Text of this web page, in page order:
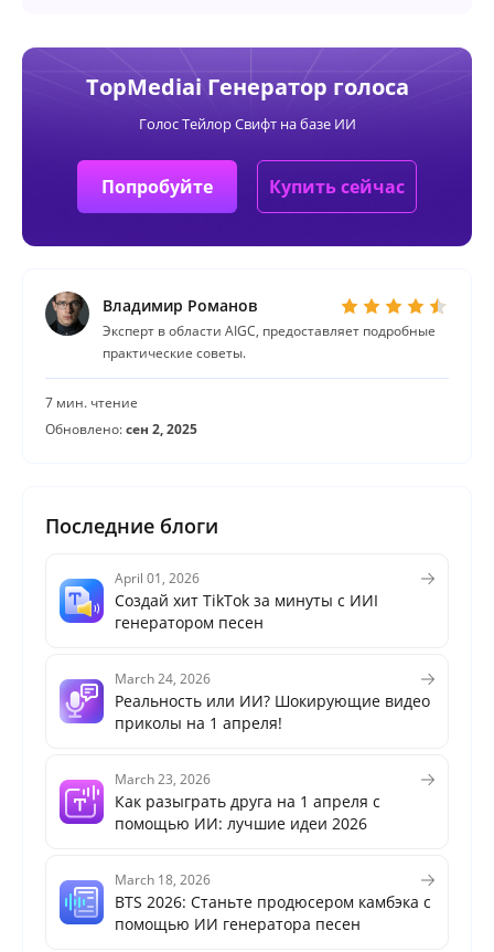
TopMediai Генератор голоса
Голос Тейлор Свифт на базе ИИ
Попробуйте Купить сейчас
Владимир Романов
Эксперт в области AIGC, предоставляет подробные
практические советы.
7 мин. чтение
Обновлено:сен 2, 2025
Последние блоги
April 01, 2026
Создай хит TikTok за минуты с ИИI
генератором песен
March 24, 2026
Реальность или ИИ? Шокирующие видео
приколы на 1 апреля!
March 23, 2026
Как разыграть друга на 1 апреля с
помощью ИИ: лучшие идеи 2026
March 18, 2026
BTS 2026: Станьте продюсером камбэка с
помощью ИИ генератора песен